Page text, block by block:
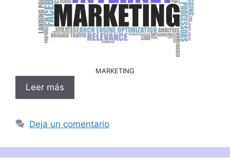
MARKETING
Leer más
Deja un comentario